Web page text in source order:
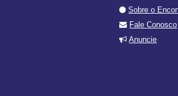
Sobre o
Fale Conosco
Anuncie